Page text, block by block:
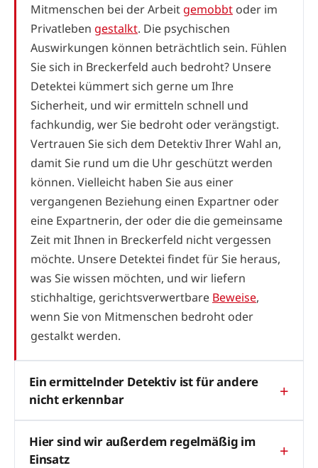
Mitmenschen bei der Arbeit gemobbt oder im
Privatleben gestalkt. Die psychischen
Auswirkungen können beträchtlich sein. Fühlen
Sie sich in Breckerfeld auch bedroht? Unsere
Detektei kümmert sich gerne um Ihre
Sicherheit, und wir ermitteln schnell und
fachkundig, wer Sie bedroht oder verängstigt.
Vertrauen Sie sich dem Detektiv Ihrer Wahl an,
damit Sie rund um die Uhr geschützt werden
können. Vielleicht haben Sie aus einer
vergangenen Beziehung einen Expartner oder
eine Expartnerin, der oder die die gemeinsame
Zeit mit Ihnen in Breckerfeld nicht vergessen
möchte. Unsere Detektei findet für Sie heraus,
was Sie wissen möchten, und wir liefern
stichhaltige, gerichtsverwertbare Beweise,
wenn Sie von Mitmenschen bedroht oder
gestalkt werden.
Ein ermittelnder Detektiv ist für andere
nicht erkennbar
Hier sind wir außerdem regelmäßig im
Einsatz